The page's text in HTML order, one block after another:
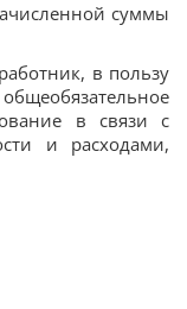
суммы
в пользу
в связи с
и расходами,